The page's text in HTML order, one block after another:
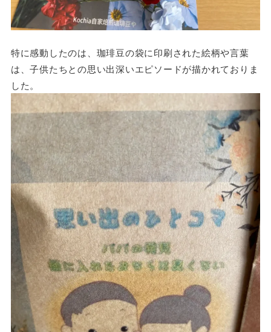
特に感動したのは、珈琲豆の袋に印刷された絵柄や言葉
は、子供たちとの思い出深いエピソードが描かれておりま
した。